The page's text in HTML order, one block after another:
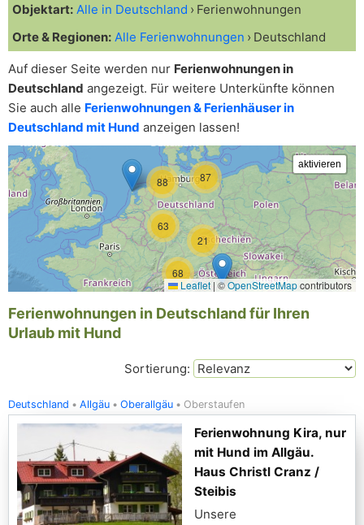
Objektart: Alle in Deutschland
Ferienwohnungen
Orte & Regionen: Alle Ferienwohnungen Deutschland
Auf dieser Seite werden nur Ferienwohnungen in
Deutschland angezeigt. Für weitere Unterkünfte können
Sie auch alle Ferienwohnungen & Ferienhäuser in
Deutschland mit Hund anzeigen lassen!
87
88
63
21
68
Leaflet | ©OpenStreetMapcontributors
Ferienwohnungen in Deutschland für Ihren
Urlaub mit Hund
Sortierung:
Deutschland Allgäu Oberallgäu Oberstaufen
Ferienwohnung Kira, nur
mit Hund im Allgäu.
Haus Christl Cranz /
Steibis
Unsere